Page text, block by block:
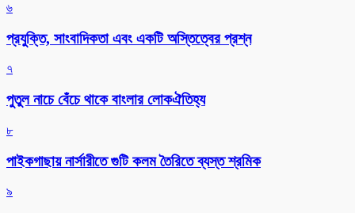
৬
প্রযুক্তি, সাংবাদিকতা এবং একটি অস্তিত্বের প্রশ্ন
৭
পুতুল নাচে বেঁচে থাকে বাংলার লোকঐতিহ্য
৮
পাইকগাছায় নার্সারীতে গুটি কলম তৈরিতে ব্যস্ত শ্রমিক
৯